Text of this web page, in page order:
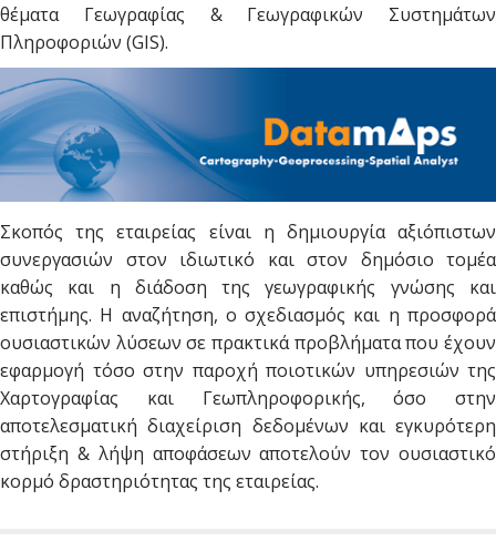
θέματα Γεωγραφίας & Γεωγραφικών Συστημάτων
Πληροφοριών (GIS).
Σκοπός της εταιρείας είναι η δημιουργία αξιόπιστων
συνεργασιών στον ιδιωτικό και στον δημόσιο τομέα
καθώς και η διάδοση της γεωγραφικής γνώσης και
επιστήμης. Η αναζήτηση, ο σχεδιασμός και η προσφορά
ουσιαστικών λύσεων σε πρακτικά προβλήματα που έχουν
εφαρμογή τόσο στην παροχή ποιοτικών υπηρεσιών της
Χαρτογραφίας και Γεωπληροφορικής, όσο στην
αποτελεσματική διαχείριση δεδομένων και εγκυρότερη
στήριξη & λήψη αποφάσεων αποτελούν τον ουσιαστικό
κορμό δραστηριότητας της εταιρείας.